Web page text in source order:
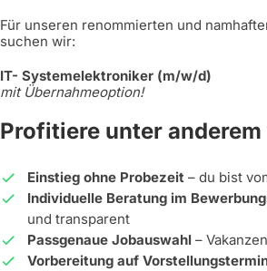
Für unseren renommierten und
suchen wir:
IT- Systemelektroniker (m/w/d)
mit Übernahmeoption!
Profitiere unter
Einstieg ohne Probezeit – du bist
Individuelle Beratung im
und transparent
Passgenaue Jobauswahl –
Vorbereitung auf